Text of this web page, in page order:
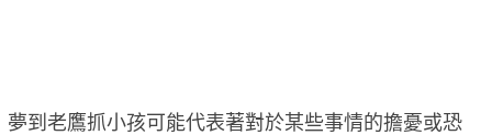
夢到老鷹抓小孩可能代表著對於某些事情的擔憂或恐